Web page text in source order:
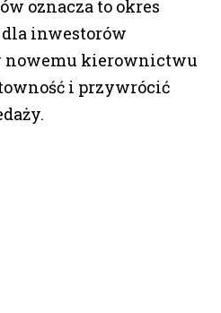
oznacza to okres
inwestorów
nowemu kierownictwu
i przywrócić